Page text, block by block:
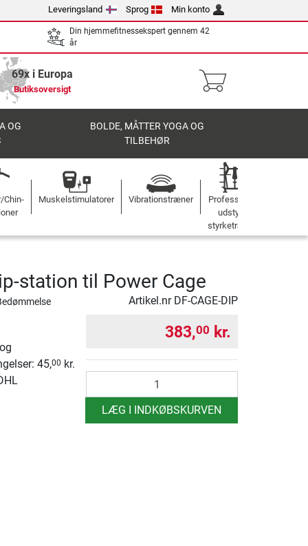
Leveringsland Sprog Min konto
Din hjemmefitnessekspert gennem 42
år
69x i Europa
Butiksoversigt
OG
BOLDE, MÅTTER YOGA OG
TILBEHØR
Chin-
Muskelstimulatorer Vibrationstræner
Professionelt
udstyr til
styrketræning
station til Power Cage
Artikel.nr DF-CAGE-DIP
45,00 kr.
383,00 kr.
LÆG I INDKØBSKURVEN